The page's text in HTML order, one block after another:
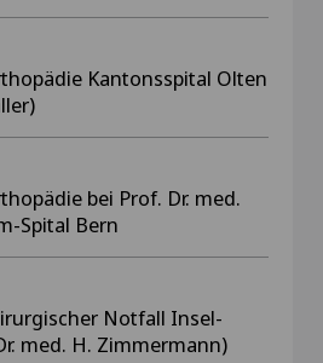
Kantonsspital Olten
bei Prof. Dr. med.
Spital Bern
Notfall Insel-
med. H. Zimmermann)